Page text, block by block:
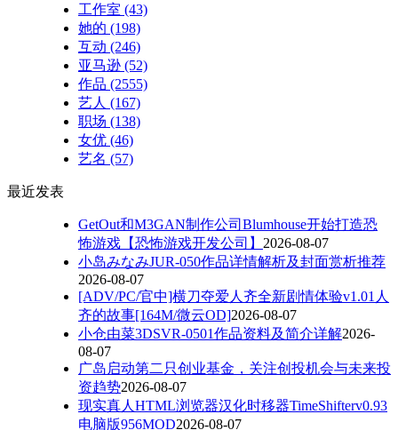
工作室 (43)
她的 (198)
互动 (246)
亚马逊 (52)
作品 (2555)
艺人 (167)
职场 (138)
女优 (46)
艺名 (57)
最近发表
GetOut和M3GAN制作公司Blumhouse开始打造恐
怖游戏【恐怖游戏开发公司】 2026-08-07
小岛みなみJUR-050作品详情解析及封面赏析推荐
2026-08-07
[ADV/PC/官中]横刀夺爱人齐全新剧情体验v1.01人
齐的故事[164M/微云OD]2026-08-07
小仓由菜3DSVR-0501作品资料及简介详解2026-
08-07
广岛启动第二只创业基金，关注创投机会与未来投
资趋势2026-08-07
现实真人HTML浏览器汉化时移器TimeShifterv0.93
电脑版956MOD2026-08-07